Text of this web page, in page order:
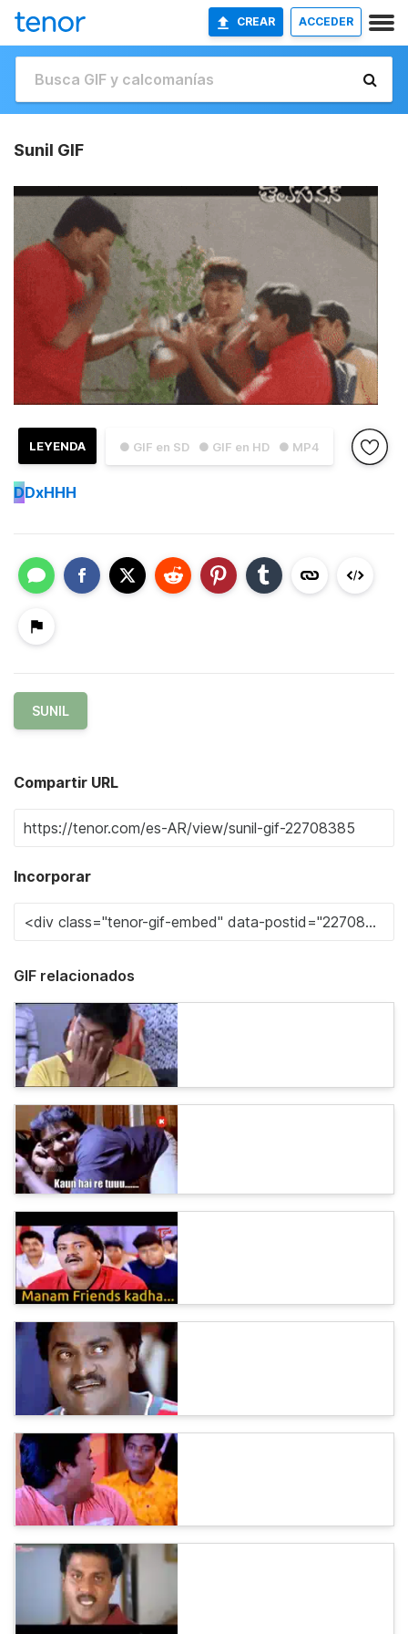
CREAR ACCEDER
Sunil GIF
● GIF en SD ● GIF en HD ● MP4
LEYENDA
DDxHHH
SUNIL
Compartir URL
Incorporar
GIF relacionados